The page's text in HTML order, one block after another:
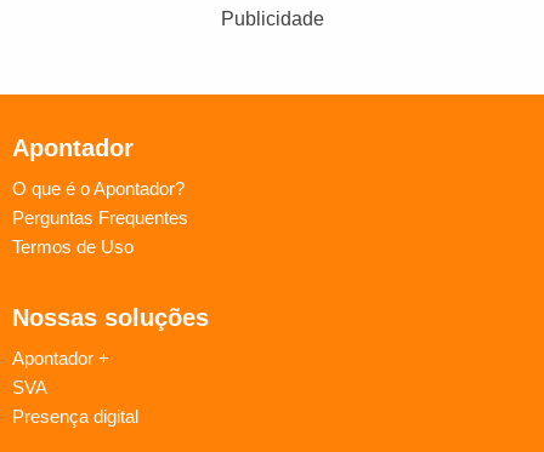
Publicidade
Apontador
O que é o Apontador?
Perguntas Frequentes
Termos de Uso
Nossas soluções
Apontador +
SVA
Presença digital